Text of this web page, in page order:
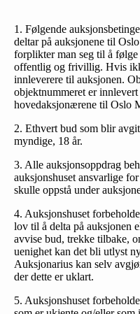
1. Følgende
deltar på auksjonene til
forplikter man seg til å
offentlig og frivillig. Hvis
innleverere til auksjonen.
objektnummeret er
hovedaksjonærene til Oslo
2. Ethvert bud som blir
myndige, 18 år.
3. Alle auksjonsoppdrag
auksjonshuset ansvarlige
skulle oppstå under
4. Auksjonshuset
lov til å delta på auksjonen
avvise bud, trekke tilbake,
uenighet kan det bli utlyst
Auksjonarius kan selv
der dette er uklart.
5. Auksjonshuset